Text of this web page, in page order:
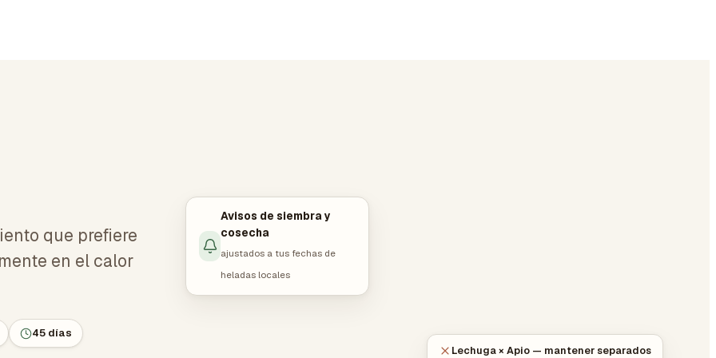
que prefiere
en el calor
45 días
Avisos de siembra y
cosecha
ajustados a tus fechas de
heladas locales
Lechuga × Apio — mantener separados